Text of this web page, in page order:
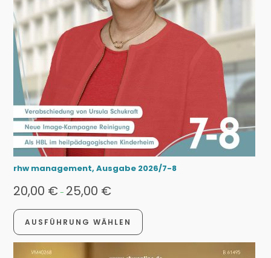
rhw management, Ausgabe 2026/7-8
20,00 €- 25,00 €
AUSFÜHRUNG WÄHLEN